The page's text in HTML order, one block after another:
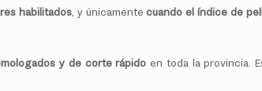
habilitados, y únicamentecuando el índice de
y de corte rápido en toda la provincia.